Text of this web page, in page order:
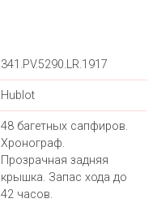
341.PV.5290.LR.1917
Hublot
48 багетных сапфиров.
Хронограф.
Прозрачная задняя
крышка. Запас хода до
42 часов.